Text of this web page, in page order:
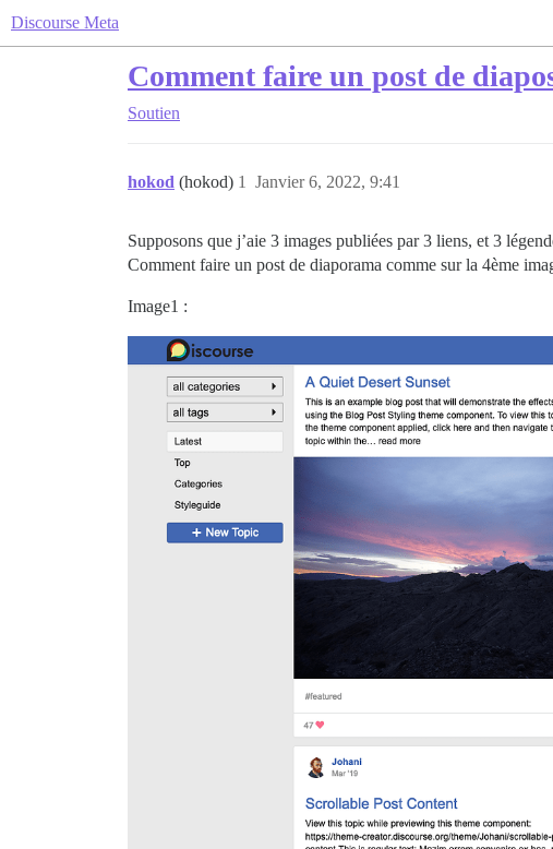
Discourse Meta
Comment faire un post de
Soutien
hokod (hokod) Janvier 6, 2022, 9:41
1
Supposons que j’aie 3 images publiées par 3 liens, et 3
Comment faire un post de diaporama comme sur la 4ème
Image1 :